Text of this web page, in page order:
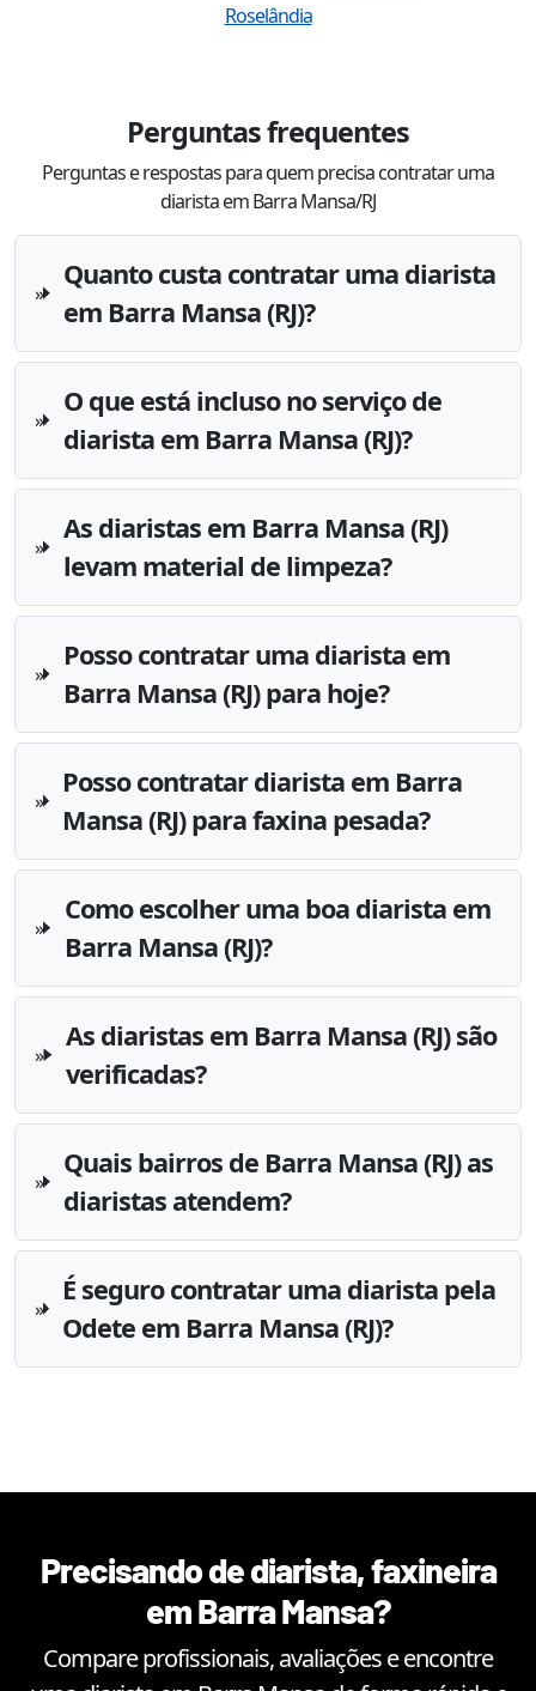
Roselândia
Perguntas frequentes
Perguntas e respostas para quem precisa contratar uma
diarista em Barra Mansa/RJ
Quanto custa contratar uma diarista
em Barra Mansa (RJ)?
O que está incluso no serviço de
diarista em Barra Mansa (RJ)?
As diaristas em Barra Mansa (RJ)
levam material de limpeza?
Posso contratar uma diarista em
Barra Mansa (RJ) para hoje?
Posso contratar diarista em Barra
Mansa (RJ) para faxina pesada?
Como escolher uma boa diarista em
Barra Mansa (RJ)?
As diaristas em Barra Mansa (RJ) são
verificadas?
Quais bairros de Barra Mansa (RJ) as
diaristas atendem?
É seguro contratar uma diarista pela
Odete em Barra Mansa (RJ)?
Precisando de diarista, faxineira
emBarra Mansa?
Compare profissionais, avaliações e encontre